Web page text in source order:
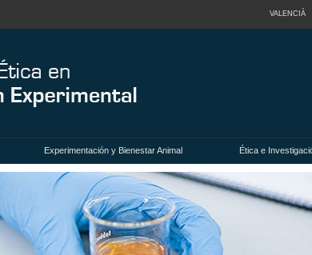
VALENCIÀ
Experimentación y Bienestar Animal Ética e